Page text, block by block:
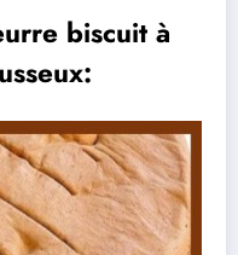
biscuit à